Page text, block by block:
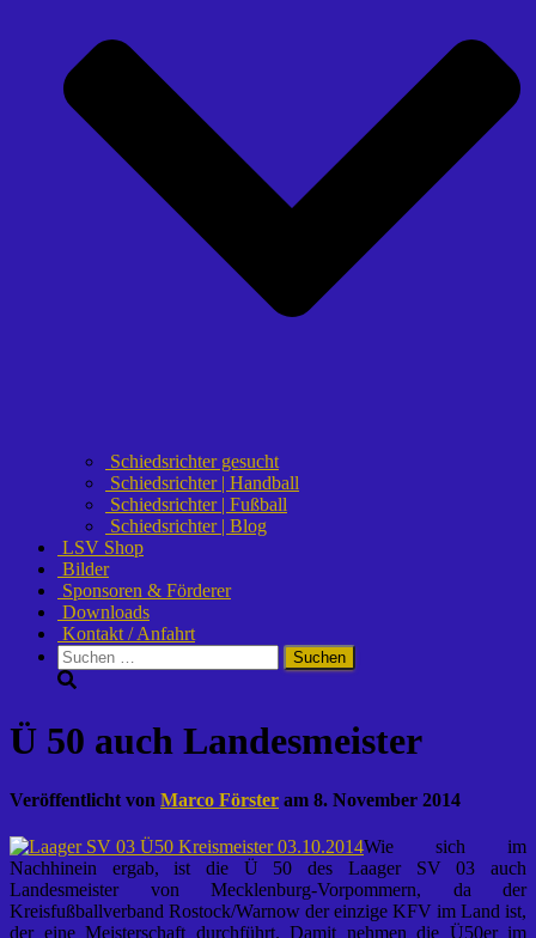
Schiedsrichter gesucht
Schiedsrichter | Handball
Schiedsrichter | Fußball
Schiedsrichter | Blog
LSV Shop
Bilder
Sponsoren & Förderer
Downloads
Kontakt / Anfahrt
Suchen
nach:
Ü 50 auch Landesmeister
Veröffentlicht von Marco Förster am 8. November 2014
Wie sich im
Nachhinein ergab, ist die Ü 50 des Laager SV 03 auch
Landesmeister von Mecklenburg-Vorpommern, da der
Kreisfußballverband Rostock/Warnow der einzige KFV im Land ist,
der eine Meisterschaft durchführt. Damit nehmen die Ü50er im